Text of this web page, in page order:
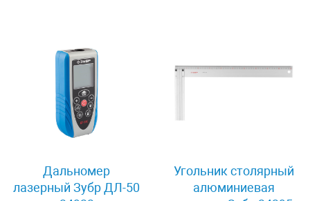
Дальномер
лазерный Зубр ДЛ-50
Угольник столярный
алюминиевая